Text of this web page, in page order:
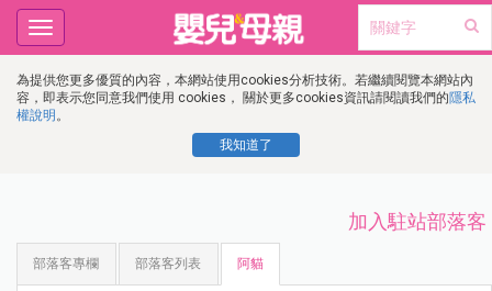
為提供您更多優質的內容，本網站使用cookies分析技術。若繼續閱覽本網站內
容，即表示您同意我們使用 cookies， 關於更多cookies資訊請閱讀我們的隱私
權說明 。
我知道了
Toggle
navigation
加入駐站部落客
部落客專欄 部落客列表 阿貓